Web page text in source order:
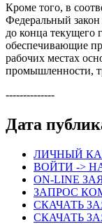
Кроме того, в
Федеральный
до конца текущего
обеспечивающие
рабочих местах
промышленности,
--------------
Дата
ЛИЧНЫЙ
ВОЙТИ ->
ON-LINE
ЗАПРОС
СКАЧАТЬ
СКАЧАТЬ